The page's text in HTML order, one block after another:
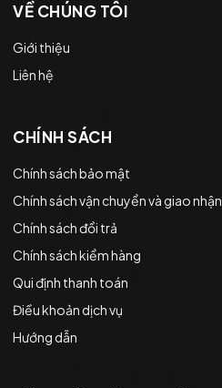
VỀ CHÚNG TÔI
Giới thiệu
Liên hệ
CHÍNH SÁCH
Chính sách bảo mật
Chính sách vận chuyển và giao nhận
Chính sách đổi trả
Chính sách kiểm hàng
Qui định thanh toán
Điều khoản dịch vụ
Hướng dẫn